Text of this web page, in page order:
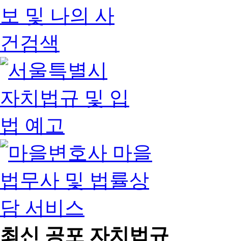
최신 공포 자치법규